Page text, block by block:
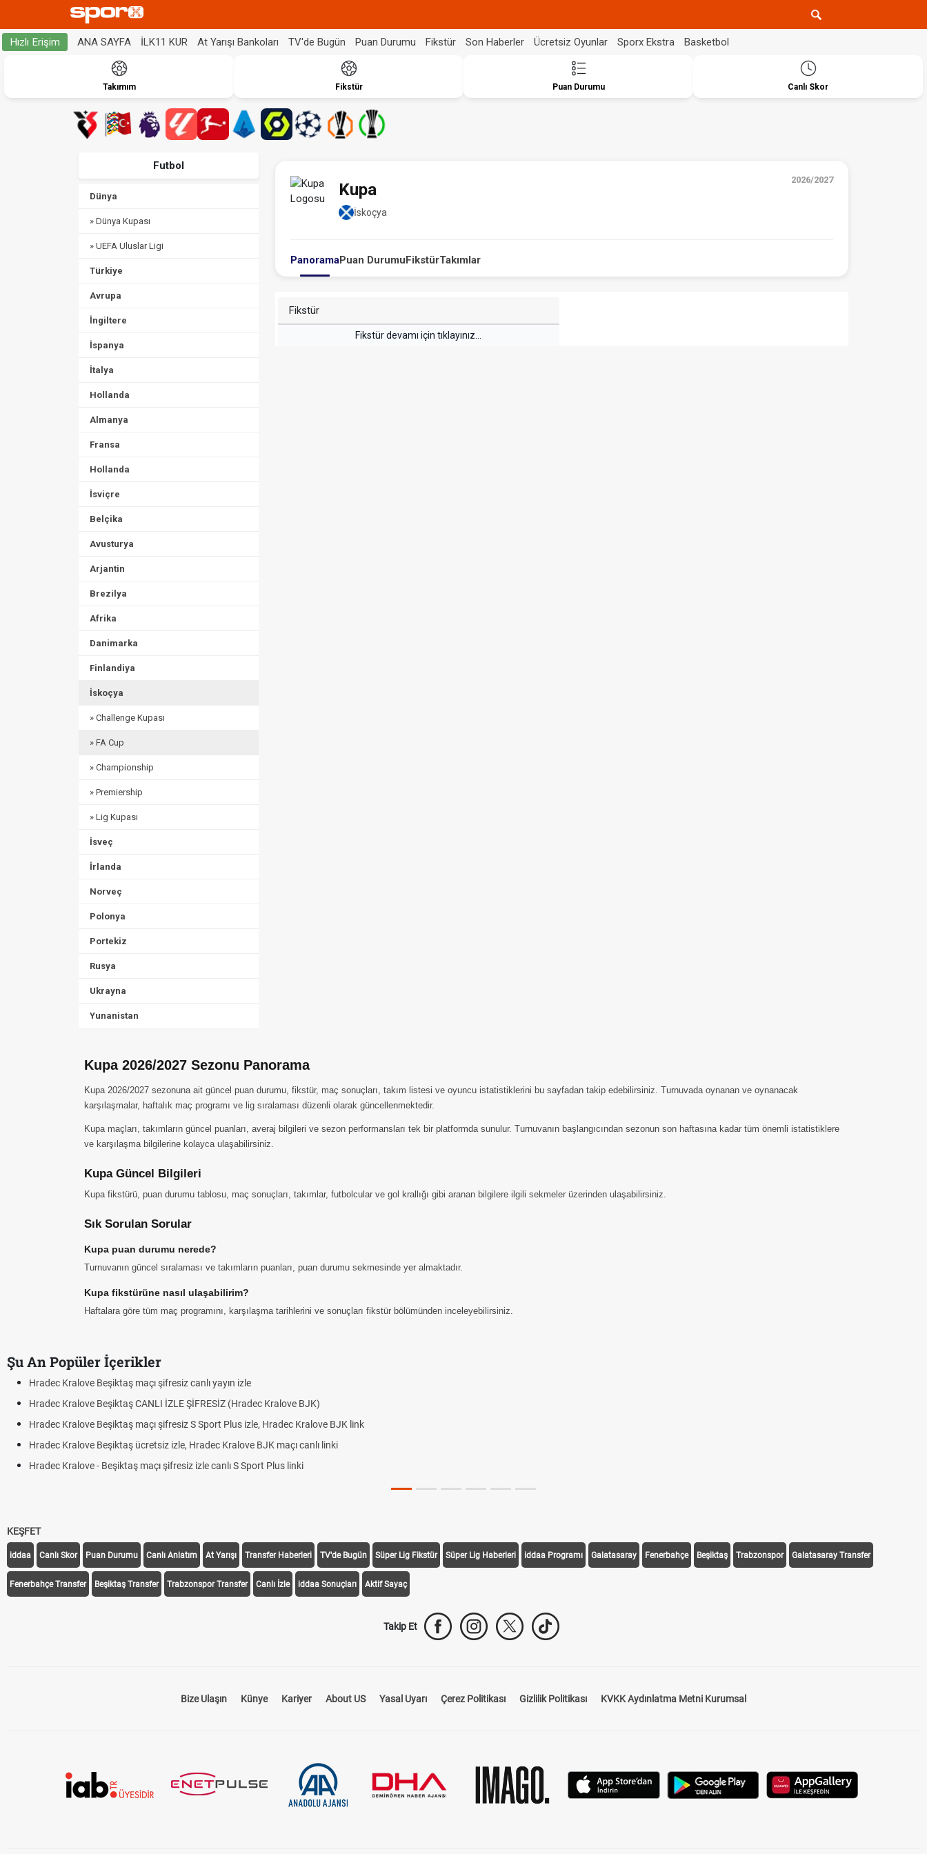
Hızlı Erişim ANA SAYFA İLK11 KUR At Yarışı Bankoları TV'de Bugün Puan Durumu Fikstür Son Haberler Ücretsiz Oyunlar Sporx Ekstra Basketbol
Takımım Fikstür Puan Durumu Canlı Skor
Futbol
Dünya
» Dünya Kupası
» UEFA Uluslar Ligi
Türkiye
Avrupa
İngiltere
İspanya
İtalya
Hollanda
Almanya
Fransa
Hollanda
İsviçre
Belçika
Avusturya
Arjantin
Brezilya
Afrika
Danimarka
Finlandiya
İskoçya
» Challenge Kupası
» FA Cup
» Championship
» Premiership
» Lig Kupası
İsveç
İrlanda
Norveç
Polonya
Portekiz
Rusya
Ukrayna
Yunanistan
2026/2027
Kupa
İskoçya
PanoramaPuan DurumuFikstürTakımlar
Fikstür
Fikstür devamı için tıklayınız...
Kupa 2026/2027 Sezonu Panorama
Kupa 2026/2027 sezonuna ait güncel puan durumu, fikstür, maç sonuçları, takım listesi ve oyuncu istatistiklerini bu sayfadan takip edebilirsiniz. Turnuvada oynanan ve oynanacak
karşılaşmalar, haftalık maç programı ve lig sıralaması düzenli olarak güncellenmektedir.
Kupa maçları, takımların güncel puanları, averaj bilgileri ve sezon performansları tek bir platformda sunulur. Turnuvanın başlangıcından sezonun son haftasına kadar tüm önemli istatistiklere
ve karşılaşma bilgilerine kolayca ulaşabilirsiniz.
Kupa Güncel Bilgileri
Kupa fikstürü, puan durumu tablosu, maç sonuçları, takımlar, futbolcular ve gol krallığı gibi aranan bilgilere ilgili sekmeler üzerinden ulaşabilirsiniz.
Sık Sorulan Sorular
Kupa puan durumu nerede?
Turnuvanın güncel sıralaması ve takımların puanları, puan durumu sekmesinde yer almaktadır.
Kupa fikstürüne nasıl ulaşabilirim?
Haftalara göre tüm maç programını, karşılaşma tarihlerini ve sonuçları fikstür bölümünden inceleyebilirsiniz.
Şu An Popüler İçerikler
Hradec Kralove Beşiktaş maçı şifresiz canlı yayın izle
Hradec Kralove Beşiktaş CANLI İZLE ŞİFRESİZ (Hradec Kralove BJK)
Hradec Kralove Beşiktaş maçı şifresiz S Sport Plus izle, Hradec Kralove BJK link
Hradec Kralove Beşiktaş ücretsiz izle, Hradec Kralove BJK maçı canlı linki
Hradec Kralove - Beşiktaş maçı şifresiz izle canlı S Sport Plus linki
KEŞFET
iddaa Canlı Skor Puan Durumu Canlı Anlatım At Yarışı Transfer Haberleri TV'de Bugün Süper Lig Fikstür Süper Lig Haberleri iddaa Programı Galatasaray Fenerbahçe Beşiktaş Trabzonspor Galatasaray Transfer
Fenerbahçe Transfer Beşiktaş Transfer Trabzonspor Transfer Canlı İzle iddaa Sonuçları Aktif Sayaç
Takip Et
Bize Ulaşın Künye Kariyer About US Yasal Uyarı Çerez Politikası Gizlilik Politikası KVKK Aydınlatma Metni Kurumsal